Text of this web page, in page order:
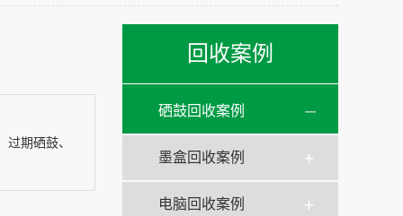
回收案例
硒鼓回收案例
墨盒回收案例
电脑回收案例
期硒鼓、